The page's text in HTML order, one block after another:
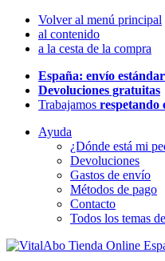
Volver al menú principal
al contenido
a la cesta de la compra
España: envío
Devoluciones gratuitas
Trabajamos respetando
Ayuda
¿Dónde está mi
Devoluciones
Gastos de envío
Métodos de pago
Contacto
Todos los temas